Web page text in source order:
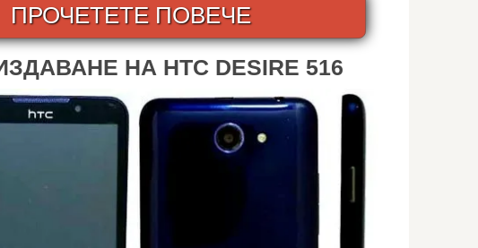
ПРОЧЕТЕТЕ ПОВЕЧЕ
НА HTC DESIRE 516